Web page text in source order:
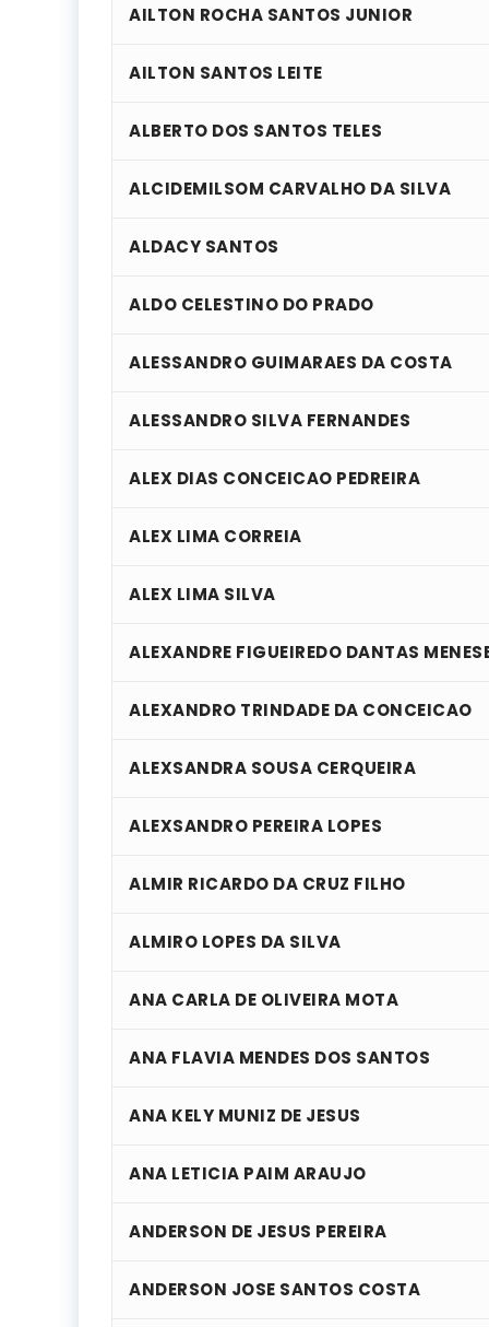
AILTON ROCHA SANTOS JUNIOR
AILTON SANTOS LEITE
ALBERTO DOS SANTOS TELES
ALCIDEMILSOM CARVALHO DA SILVA
ALDACY SANTOS
ALDO CELESTINO DO PRADO
ALESSANDRO GUIMARAES DA COSTA
ALESSANDRO SILVA FERNANDES
ALEX DIAS CONCEICAO PEDREIRA
ALEX LIMA CORREIA
ALEX LIMA SILVA
ALEXANDRE FIGUEIREDO DANTAS
ALEXANDRO TRINDADE DA CONCEICAO
ALEXSANDRA SOUSA CERQUEIRA
ALEXSANDRO PEREIRA LOPES
ALMIR RICARDO DA CRUZ FILHO
ALMIRO LOPES DA SILVA
ANA CARLA DE OLIVEIRA MOTA
ANA FLAVIA MENDES DOS SANTOS
ANA KELY MUNIZ DE JESUS
ANA LETICIA PAIM ARAUJO
ANDERSON DE JESUS PEREIRA
ANDERSON JOSE SANTOS COSTA